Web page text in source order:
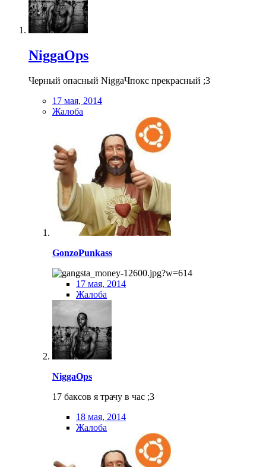
NiggaOps
Черный опасный NiggaЧпокс прекрасный ;3
17 мая, 2014
Жалоба
GonzoPunkass
17 мая, 2014
Жалоба
NiggaOps
17 баксов я трачу в час ;3
18 мая, 2014
Жалоба